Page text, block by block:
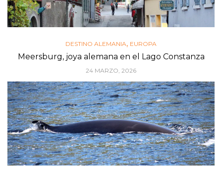
DESTINO ALEMANIA, EUROPA
Meersburg, joya alemana en el Lago Constanza
24 MARZO, 2026